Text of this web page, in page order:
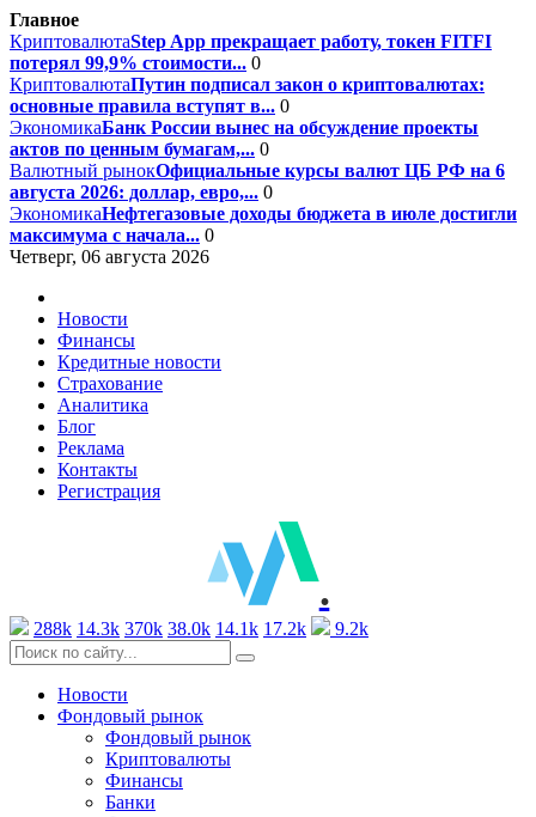
Главное
КриптовалютаStep App прекращает работу, токен FITFI
потерял 99,9% стоимости... 0
КриптовалютаПутин подписал закон о криптовалютах:
основные правила вступят в... 0
ЭкономикаБанк России вынес на обсуждение проекты
актов по ценным бумагам,... 0
Валютный рынокОфициальные курсы валют ЦБ РФ на 6
августа 2026: доллар, евро,... 0
ЭкономикаНефтегазовые доходы бюджета в июле достигли
максимума с начала... 0
Четверг, 06 августа 2026
Новости
Финансы
Кредитные новости
Страхование
Аналитика
Блог
Реклама
Контакты
Регистрация
.
288k 14.3k 370k 38.0k 14.1k 17.2k 9.2k
Новости
Фондовый рынок
Фондовый рынок
Криптовалюты
Финансы
Банки